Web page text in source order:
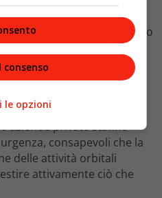
riposizionare satelliti in
che va ben oltre il caso
NASA avrà successo,
categoria di operazioni
detriti orbitali e il
dei satelliti
Si tratta di una frontiera
aziende private stanno
consapevoli che la
delle attività orbitali
attivamente ciò che
consenso
le opzioni